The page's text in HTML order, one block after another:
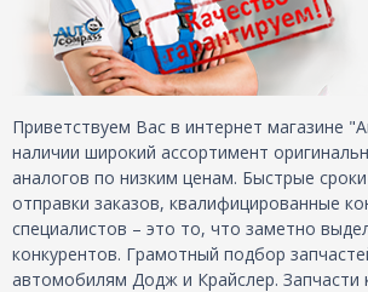
Приветствуем Вас в интернет магазине
наличии широкий ассортимент
аналогов по низким ценам. Быстрые
отправки заказов, квалифицированные
специалистов – это то, что заметно
конкурентов. Грамотный подбор
автомобилям Додж и Крайслер. Запчасти